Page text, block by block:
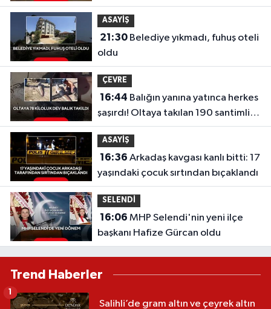
gösterecek
ASAYİŞ
21:30Belediye yıkmadı, fuhuş oteli
oldu
ÇEVRE
16:44
şaşırdı! Oltaya takılan 190 santimlik
dev yayın balığı
ASAYİŞ
16:36
yaşındaki çocuk sırtından bıçaklandı
SELENDİ
16:06
başkanı Hafize Gürcan oldu
Trend Haberler
Salihli’de gram altın ve çeyrek altın
1